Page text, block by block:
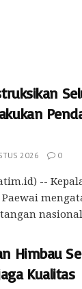
2026 0
--
Himbau
Kualitas